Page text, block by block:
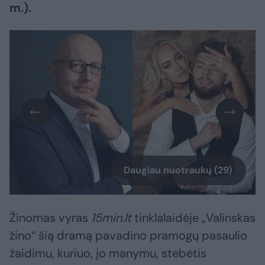
m.).
Daugiau nuotraukų (29)
Žinomas vyras 15min.lttinklalaidėje „Valinskas
žino“ šią dramą pavadino pramogų pasaulio
žaidimu, kuriuo, jo manymu, stebėtis